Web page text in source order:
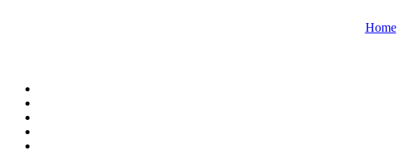
Home